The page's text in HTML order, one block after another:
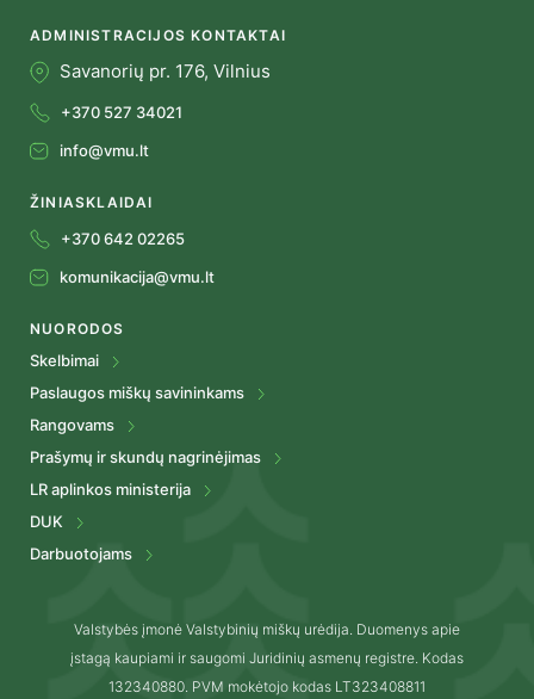
ADMINISTRACIJOS KONTAKTAI
Savanorių pr. 176, Vilnius
+370 527 34021
info@vmu.lt
ŽINIASKLAIDAI
+370 642 02265
komunikacija@vmu.lt
NUORODOS
Skelbimai
Paslaugos miškų savininkams
Rangovams
Prašymų ir skundų nagrinėjimas
LR aplinkos ministerija
DUK
Darbuotojams
Valstybės įmonė Valstybinių miškų urėdija. Duomenys apie
įstagą kaupiami ir saugomi Juridinių asmenų registre. Kodas
132340880. PVM mokėtojo kodas LT323408811